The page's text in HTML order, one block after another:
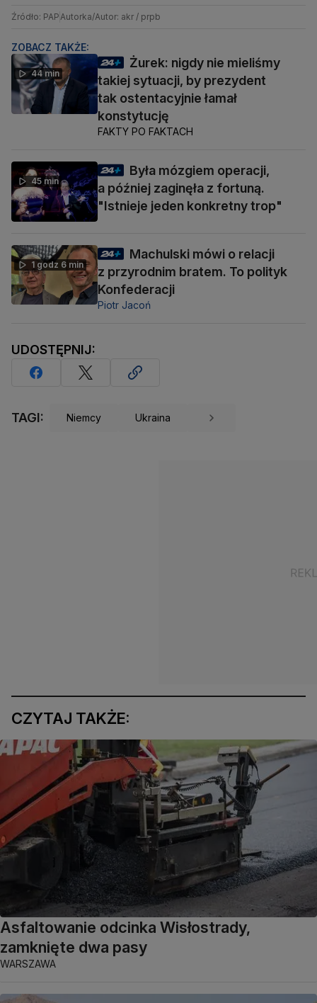
Źródło: PAPAutorka/Autor: akr / prpb
ZOBACZ TAKŻE:
44 min
Żurek: nigdy nie mieliśmy
takiej sytuacji, by prezydent
tak ostentacyjnie łamał
konstytucję
FAKTY PO FAKTACH
45 min
Była mózgiem operacji,
a później zaginęła z fortuną.
"Istnieje jeden konkretny trop"
1 godz 6 min
Machulski mówi o relacji
z przyrodnim bratem. To polityk
Konfederacji
Piotr Jacoń
UDOSTĘPNIJ:
TAGI: Niemcy Ukraina
CZYTAJ TAKŻE:
Asfaltowanie odcinka Wisłostrady,
zamknięte dwa pasy
WARSZAWA